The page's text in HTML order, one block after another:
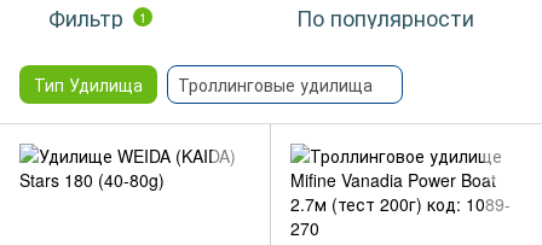
Фильтр 1 По популярности
Тип Удилища Троллинговые удилища